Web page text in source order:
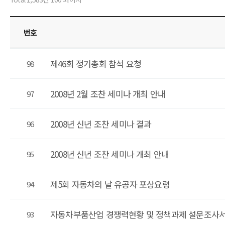
번호
98 제46회 정기총회 참석 요청
97 2008년 2월 조찬 세미나 개최 안내
96 2008년 신년 조찬 세미나 결과
95 2008년 신년 조찬 세미나 개최 안내
94 제5회 자동차의 날 유공자 포상요령
93 자동차부품산업 경쟁력현황 및 정책과제 설문조사